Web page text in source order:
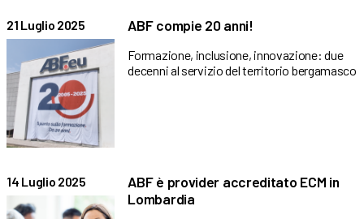
21 Luglio 2025 ABF compie 20 anni!
Formazione, inclusione, innovazione: due
decenni al servizio del territorio bergamasco
14 Luglio 2025
ABF è provider accreditato ECM in
Lombardia